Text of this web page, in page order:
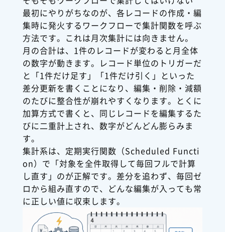
最初にやりがちなのが、各レコードの作成・編
集時に発火するワークフローで集計関数を呼ぶ
方法です。これは月次集計には向きません。
月の合計は、1件のレコードが変わると月全体
の数字が動きます。レコード単位のトリガーだ
と「1件だけ足す」「1件だけ引く」といった
差分更新を書くことになり、編集・削除・減額
のたびに整合性が崩れやすくなります。とくに
加算方式で書くと、同じレコードを編集するた
びに二重計上され、数字がどんどん膨らみま
す。
集計系は、定期実行関数（Scheduled Functi
on）で「対象を全件取得して毎回フルで計算
し直す」のが正解です。差分を追わず、毎回ゼ
ロから組み直すので、どんな編集が入っても常
に正しい値に収束します。